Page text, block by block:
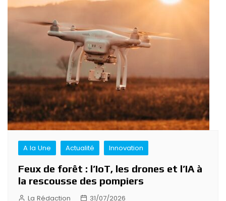
A la Une Actualité Innovation
Feux de forêt : l’IoT, les drones et l’IA à
la rescousse des pompiers
La Rédaction 31/07/2026